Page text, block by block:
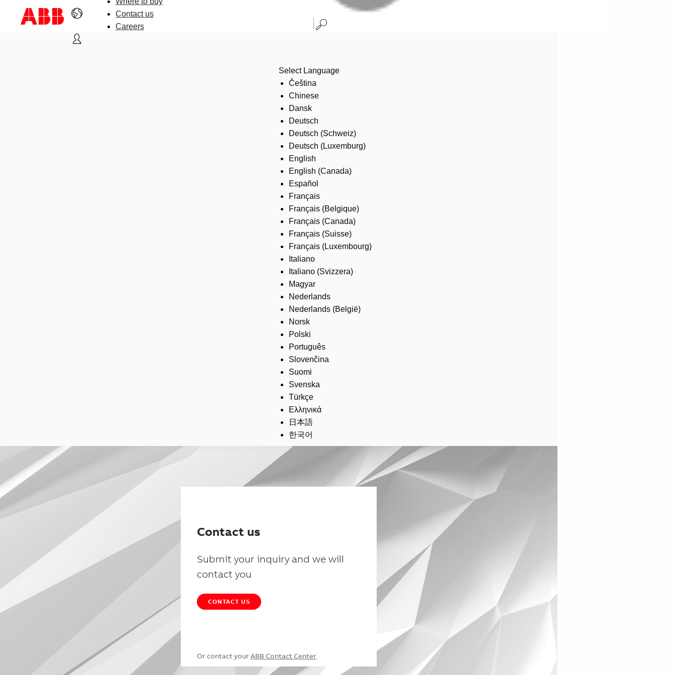
Contact us
Careers
Select Language
Čeština
Chinese
Dansk
Deutsch
Deutsch (Schweiz)
Deutsch (Luxemburg)
English
English (Canada)
Español
Français
Français (Belgique)
Français (Canada)
Français (Suisse)
Français (Luxembourg)
Italiano
Italiano (Svizzera)
Magyar
Nederlands
Nederlands (België)
Norsk
Polski
Português
Slovenčina
Suomi
Svenska
Türkçe
Ελληνικά
日本語
한국어
Contact us
Submit your inquiry and we will
contact you
CONTACT US
Or contact your ABB Contact Center